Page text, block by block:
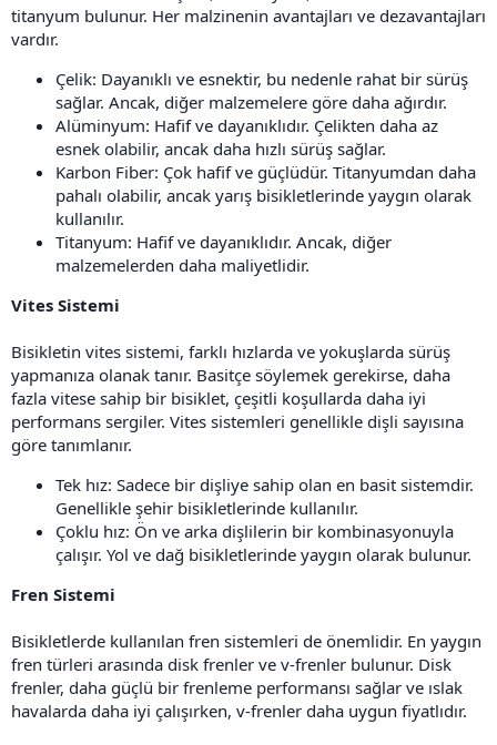
titanyum bulunur. Her malzinenin avantajları ve dezavantajları
vardır.
Çelik: Dayanıklı ve esnektir, bu nedenle rahat bir sürüş
sağlar. Ancak, diğer malzemelere göre daha ağırdır.
Alüminyum: Hafif ve dayanıklıdır. Çelikten daha az
esnek olabilir, ancak daha hızlı sürüş sağlar.
Karbon Fiber: Çok hafif ve güçlüdür. Titanyumdan daha
pahalı olabilir, ancak yarış bisikletlerinde yaygın olarak
kullanılır.
Titanyum: Hafif ve dayanıklıdır. Ancak, diğer
malzemelerden daha maliyetlidir.
Vites Sistemi
Bisikletin vites sistemi, farklı hızlarda ve yokuşlarda sürüş
yapmanıza olanak tanır. Basitçe söylemek gerekirse, daha
fazla vitese sahip bir bisiklet, çeşitli koşullarda daha iyi
performans sergiler. Vites sistemleri genellikle dişli sayısına
göre tanımlanır.
Tek hız: Sadece bir dişliye sahip olan en basit sistemdir.
Genellikle şehir bisikletlerinde kullanılır.
Çoklu hız: Ön ve arka dişlilerin bir kombinasyonuyla
çalışır. Yol ve dağ bisikletlerinde yaygın olarak bulunur.
Fren Sistemi
Bisikletlerde kullanılan fren sistemleri de önemlidir. En yaygın
fren türleri arasında disk frenler ve v-frenler bulunur. Disk
frenler, daha güçlü bir frenleme performansı sağlar ve ıslak
havalarda daha iyi çalışırken, v-frenler daha uygun fiyatlıdır.